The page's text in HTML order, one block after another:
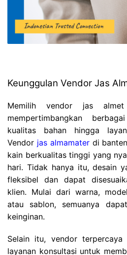
Keunggulan Vendor Jas
Memilih vendor jas
mempertimbangkan
kualitas bahan hingga
Vendor jas almamaterdi
kain berkualitas tinggi yang
hari. Tidak hanya itu, desain
fleksibel dan dapat
klien. Mulai dari warna,
atau sablon, semuanya
keinginan.
Selain itu, vendor terpercaya
layanan konsultasi untuk